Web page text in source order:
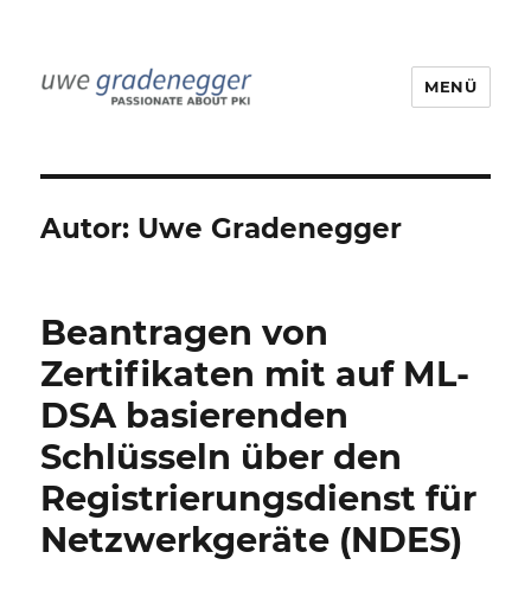
MENÜ
Autor: Uwe Gradenegger
Beantragen von
Zertifikaten mit auf ML-
DSA basierenden
Schlüsseln über den
Registrierungsdienst für
Netzwerkgeräte (NDES)